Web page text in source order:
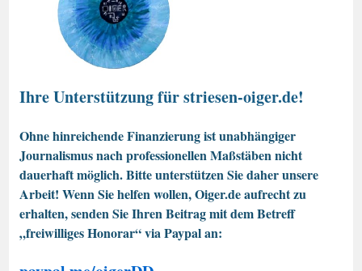
Ihre Unterstützung für striesen-oiger.de!
Ohne hinreichende Finanzierung ist unabhängiger
Journalismus nach professionellen Maßstäben nicht
dauerhaft möglich. Bitte unterstützen Sie daher unsere
Arbeit! Wenn Sie helfen wollen, Oiger.de aufrecht zu
erhalten, senden Sie Ihren Beitrag mit dem Betreff
„freiwilliges Honorar“ via Paypal an: